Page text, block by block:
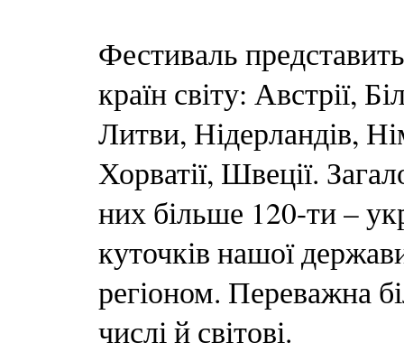
Фестиваль
країн світу: Австрії,
Литви, Нідерландів,
Хорватії, Швеції.
них більше 120-ти –
куточків нашої
регіоном. Переважна
числі й світові.